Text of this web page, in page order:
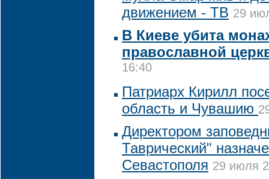
движением - ТВ 29
В Киеве убита
православной
16:40
Патриарх Кирилл
область и Чувашию
Директором
Таврический"
Севастополя 29 июля